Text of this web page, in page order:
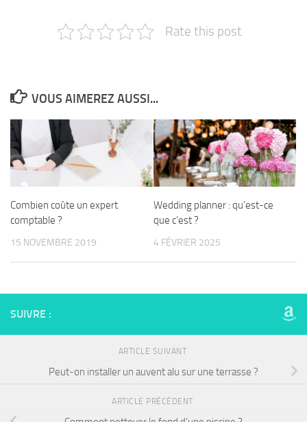
Rate this post
VOUS AIMEREZ AUSSI...
Combien coûte un expert
comptable ?
15 NOVEMBRE 2019
Wedding planner : qu’est-ce
que c’est ?
4 FÉVRIER 2025
SUIVRE :
ARTICLE SUIVANT
Peut-on installer un auvent alu sur une terrasse ?
ARTICLE PRÉCÉDENT